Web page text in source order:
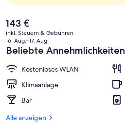
Der
aktuelle
Preis
beträgt
143 €.
143 €
inkl. Steuern & Gebühren
16. Aug.–17. Aug.
Beliebte Annehmlichkeiten
Kostenloses WLAN
Klimaanlage
Bar
Alle anzeigen